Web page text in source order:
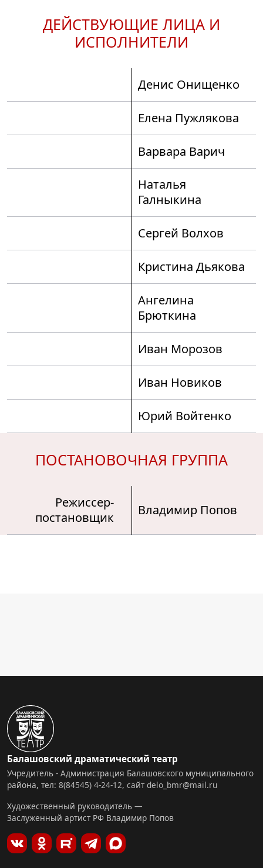
ДЕЙСТВУЮЩИЕ ЛИЦА И
ИСПОЛНИТЕЛИ
Денис Онищенко
Елена Пужлякова
Варвара Варич
Наталья
Галныкина
Сергей Волхов
Кристина Дьякова
Ангелина
Брюткина
Иван Морозов
Иван Новиков
Юрий Войтенко
ПОСТАНОВОЧНАЯ ГРУППА
Режиссер-
постановщик
Владимир Попов
Балашовский драматический театр
Учредитель - Администрация Балашовского муниципального
района, тел: 8(84545) 4-24-12, сайт delo_bmr@mail.ru
Художественный руководитель —
Заслуженный артист РФ Владимир Попов